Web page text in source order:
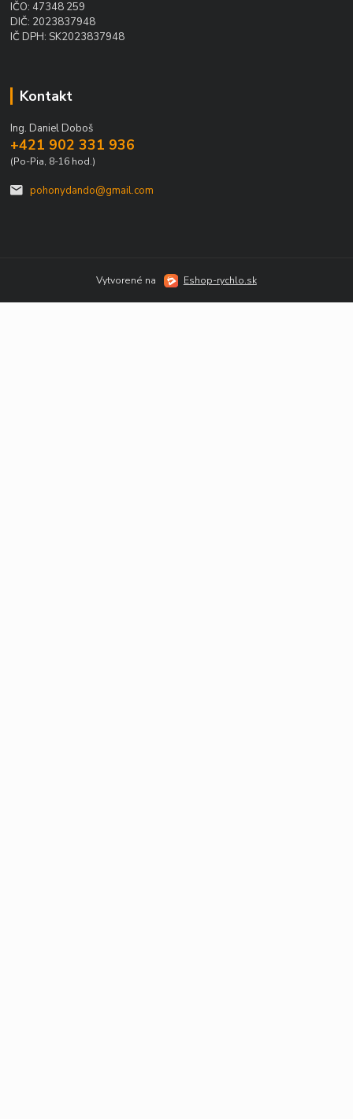
IČO: 47348 259
DIČ: 2023837948
IČ DPH: SK2023837948
Kontakt
Ing. Daniel Doboš
+421 902 331 936
(Po-Pia, 8-16 hod.)
pohonydando@gmail.com
Vytvorené na Eshop-rychlo.sk